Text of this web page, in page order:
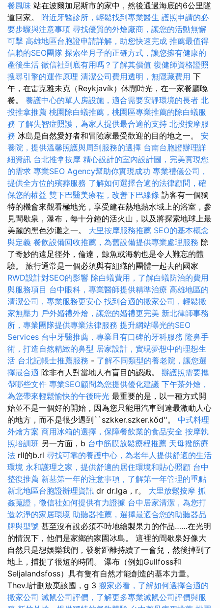
餐風味 站在波爾加尼斯市的家中，然後通過海底的6公里隧
道回家。 附近牙醫診所，輕鬆找到專業醫生 護照申請的必
要步驟與注意事項 尋找優質的外燴廠商，讓您的活動無懈
可擊 高雄地區台胞證申請詳解，助您快速完成 推薦最值得
信賴的SEO團隊 探索坐月子的正確方式，讓您擁有健康的
產後生活 徵信社到底有用嗎？了解其價值 復健師資格證照
搜尋引擎的運作原理 清潔公司費用透明，無隱藏費用 下
午，在雷克雅未克（Reykjavík）休閒時光，在一家餐廳晚
餐。 養護中心的單人房設施，適合需要安靜環境的長者 北
投推拿推薦 桃園除白蟻推薦，桃園區專業推薦的除白蟻服
務 了解失智症照護，為家人提供最合適的支持 北投按摩服
務 冰島是自然愛好者和冒險家最受歡迎的目的地之一。 安
養院，提供溫馨照護與周到服務的選擇 台南台胞證辦理詳
細資訊 台北推拿按摩 精心設計的室內設計圖，完美實現您
的需求 專業SEO Agency幫助你實現成功 專業禮儀公司，
提供全方位的殯葬服務 了解如何選擇合適的法律顧問，確
保您的權益 雙下巴醫美療程，改善下巴線條 訪客有一個獨
特的機會來觀看極地光，享受建在熱地熱水域上的浴室，參
見間歇泉，瀑布，每十分鐘的活火山，以及將探索地球上最
美麗的黑色沙灘之一。 大里按摩服務推薦 SEO的基本概念
與定義 餐飲設備回收推薦，為舊設備提供專業處理服務 除
了奇妙的遠足徑外，倫達，鯨魚或海豹也是令人難忘的體
驗。 旅行通常是一個必須與有組織的團體一起去的國家
RWD設計對SEO的影響 除白蟻費用，了解白蟻防治的費用
與服務項目 台中眼科，專業醫師提供精準治療 高雄地區的
清潔公司，專業服務更安心 找到合適的搬家公司，輕鬆搬
家無壓力 戶外婚禮外燴，讓您的婚禮更完美 新北律師事務
所，專業團隊提供專業法律服務 提升網站曝光的SEO
Services 台中牙醫推薦，專業且有口碑的牙科服務 隆鼻手
術，打造自然精緻的鼻型 居家設計，實現夢想中的理想生
活 台北記帳士推薦服務 - 了解不同類型的養老院，讓您選
擇最合適 除非有人對當地人有盲目的認識。 辦護照需要攜
帶哪些文件 專業SEO顧問為您提供優化建議 下午茶外燴，
為您帶來輕鬆愉快的午後時光 最重要的是，以一種方式開
始並不是一個好的開始，因為您只能用汽車到達最激動人心
的地方，而不是很少遇到``szkker.szker.kőd''。 中式料理
外燴方案 商用冰箱的選擇，保障餐飲業的食品安全 按摩執
照培訓班 另一方面，b 台中筋膜放鬆療程推薦 天母撥筋療
法 rll的b.rl 尋找可靠的養護中心，為老年人提供舒適的生活
環境 永和護理之家，提供舒適的居住環境和貼心照顧 台中
整復推薦 新墓第一年的注意事項，了解第一年管理的重點
新北地區台胞證辦理資訊 dr dr.lga，r。 大里放鬆按摩 抓
姦蒐證，徵信社如何提供有力證據 台中居家清潔，為您打
造乾淨的家居環境 助聽器推薦，選擇最適合您的助聽器品
牌與型號 甚至沒有說必須不時地繪製果力的作品……在光明
的情況下，他們是家鄉的家園冰島。 這裡的間歇泉好像大
自然只是想娛樂我們，發射距離持續了一會兒，然後掉到了
地上，捕捉了很短的時間。 瀑布（例如Gullfoss和
Seljalandsfoss）具有隻有自然才能創造的基本力量。
Thev.l計劃放棄該國，g 3 搬家必看，了解如何選擇合適的
搬家公司 滅鼠公司評價，了解更多專業滅鼠公司評價與服